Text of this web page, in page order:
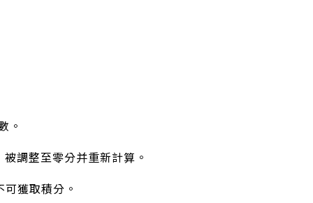
。
調整至零分并重新計算。
獲取積分。